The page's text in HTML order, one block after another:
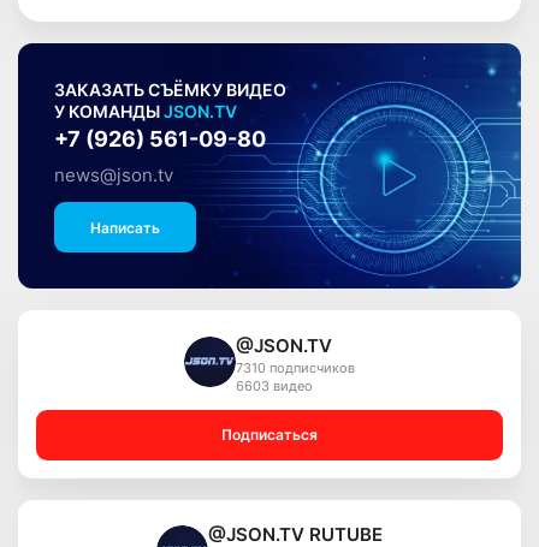
ЗАКАЗАТЬ СЪЁМКУ ВИДЕО
У КОМАНДЫJSON.TV
+7 (926) 561-09-80
news@json.tv
Написать
@JSON.TV
7310 подписчиков
6603 видео
Подписаться
@JSON.TV RUTUBE